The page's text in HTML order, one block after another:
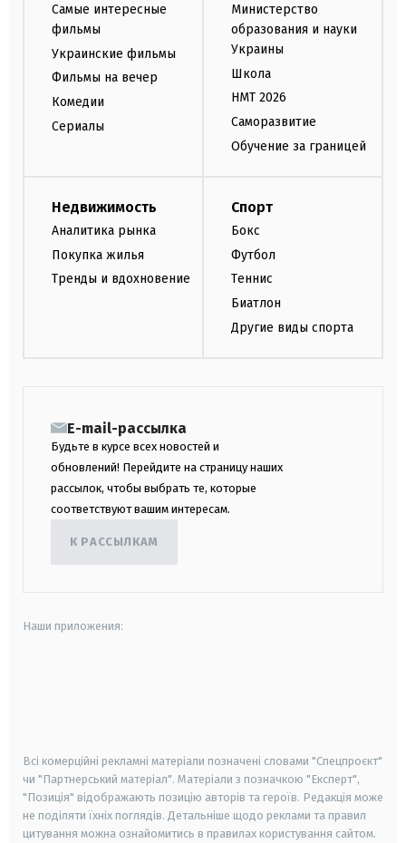
Самые интересные
фильмы
Украинские фильмы
Фильмы на вечер
Комедии
Сериалы
Министерство
образования и науки
Украины
Школа
НМТ 2026
Саморазвитие
Обучение за границей
Недвижимость
Аналитика рынка
Покупка жилья
Тренды и вдохновение
Спорт
Бокс
Футбол
Теннис
Биатлон
Другие виды спорта
E-mail-рассылка
Будьте в курсе всех новостей и
обновлений! Перейдите на страницу наших
рассылок, чтобы выбрать те, которые
соответствуют вашим интересам.
К РАССЫЛКАМ
Наши приложения:
Всі комерційні рекламні матеріали позначені словами "Спецпроєкт"
чи "Партнерський матеріал". Матеріали з позначкою "Експерт",
"Позиція" відображають позицію авторів та героїв. Редакція може
не поділяти їхніх поглядів. Детальніше щодо реклами та правил
цитування можна ознайомитись в правилах користування сайтом.